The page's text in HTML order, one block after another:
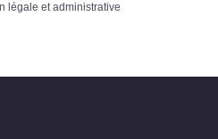
légale et administrative